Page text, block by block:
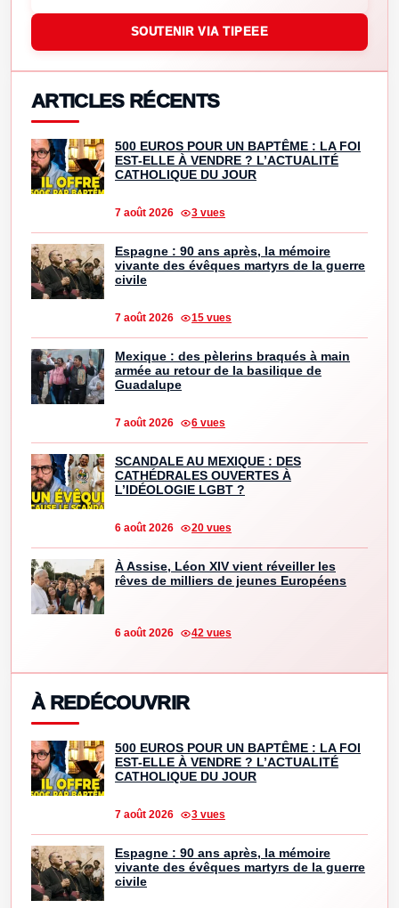
SOUTENIR VIA TIPEEE
ARTICLES RÉCENTS
500 EUROS POUR UN BAPTÊME : LA FOI
EST-ELLE À VENDRE ? L’ACTUALITÉ
CATHOLIQUE DU JOUR
7 août 2026 3 vues
Espagne : 90 ans après, la mémoire
vivante des évêques martyrs de la guerre
civile
7 août 2026 15 vues
Mexique : des pèlerins braqués à main
armée au retour de la basilique de
Guadalupe
7 août 2026 6 vues
SCANDALE AU MEXIQUE : DES
CATHÉDRALES OUVERTES À
L’IDÉOLOGIE LGBT ?
6 août 2026 20 vues
À Assise, Léon XIV vient réveiller les
rêves de milliers de jeunes Européens
6 août 2026 42 vues
À REDÉCOUVRIR
500 EUROS POUR UN BAPTÊME : LA FOI
EST-ELLE À VENDRE ? L’ACTUALITÉ
CATHOLIQUE DU JOUR
7 août 2026 3 vues
Espagne : 90 ans après, la mémoire
vivante des évêques martyrs de la guerre
civile